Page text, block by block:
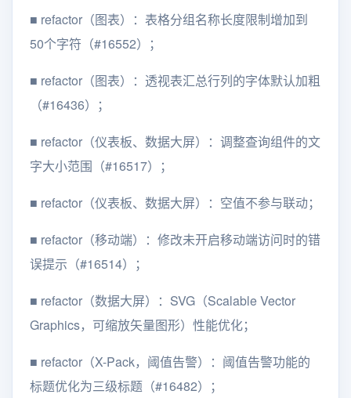
■ refactor（图表）：表格分组名称长度限制增加到
50个字符（#16552）；
■ refactor（图表）：透视表汇总行列的字体默认加粗
（#16436）；
■ refactor（仪表板、数据大屏）：调整查询组件的文
字大小范围（#16517）；
■ refactor（仪表板、数据大屏）：空值不参与联动；
■ refactor（移动端）：修改未开启移动端访问时的错
误提示（#16514）；
■ refactor（数据大屏）：SVG（Scalable Vector
Graphics，可缩放矢量图形）性能优化；
■ refactor（X-Pack，阈值告警）：阈值告警功能的
标题优化为三级标题（#16482）；